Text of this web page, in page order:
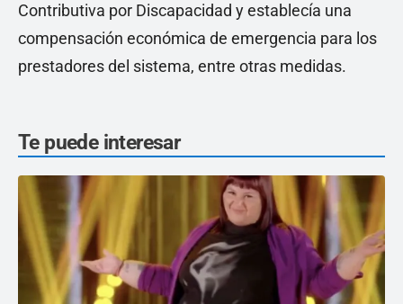
Contributiva por Discapacidad y establecía una
compensación económica de emergencia para los
prestadores del sistema, entre otras medidas.
Te puede interesar